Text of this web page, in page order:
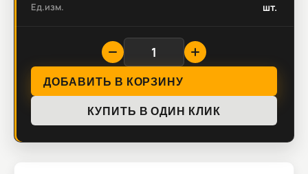
Ед.изм. шт.
ДОБАВИТЬ В КОРЗИНУ
КУПИТЬ В ОДИН КЛИК